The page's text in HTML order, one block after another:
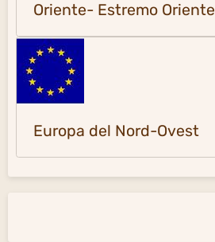
Oriente- Estremo Oriente
Europa del Nord-Ovest